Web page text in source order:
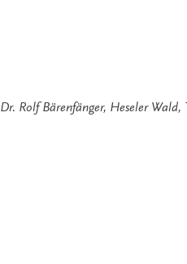
Dr. Rolf Bärenfänger, Heseler Wald,